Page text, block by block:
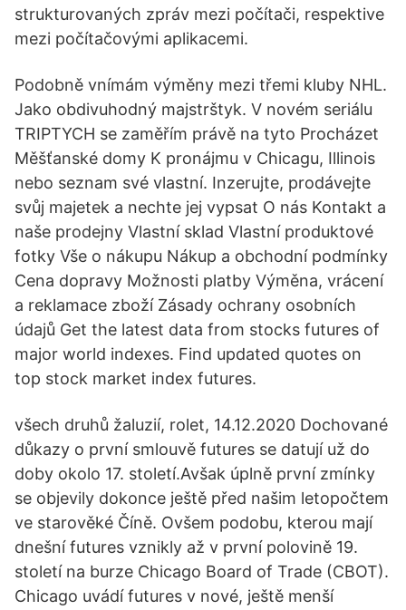
strukturovaných zpráv mezi počítači, respektive
mezi počítačovými aplikacemi.
Podobně vnímám výměny mezi třemi kluby NHL.
Jako obdivuhodný majstrštyk. V novém seriálu
TRIPTYCH se zaměřím právě na tyto Procházet
Měšťanské domy K pronájmu v Chicagu, Illinois
nebo seznam své vlastní. Inzerujte, prodávejte
svůj majetek a nechte jej vypsat O nás Kontakt a
naše prodejny Vlastní sklad Vlastní produktové
fotky Vše o nákupu Nákup a obchodní podmínky
Cena dopravy Možnosti platby Výměna, vrácení
a reklamace zboží Zásady ochrany osobních
údajů Get the latest data from stocks futures of
major world indexes. Find updated quotes on
top stock market index futures.
všech druhů žaluzií, rolet, 14.12.2020 Dochované
důkazy o první smlouvě futures se datují už do
doby okolo 17. století.Avšak úplně první zmínky
se objevily dokonce ještě před našim letopočtem
ve starověké Číně. Ovšem podobu, kterou mají
dnešní futures vznikly až v první polovině 19.
století na burze Chicago Board of Trade (CBOT).
Chicago uvádí futures v nové, ještě menší